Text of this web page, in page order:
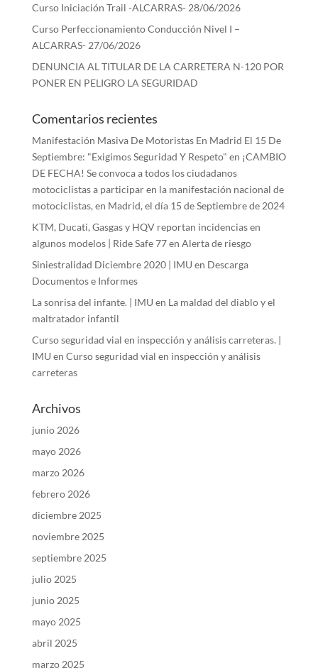
Curso Iniciación Trail -ALCARRAS- 28/06/2026
Curso Perfeccionamiento Conducción Nivel I –
ALCARRAS- 27/06/2026
DENUNCIA AL TITULAR DE LA CARRETERA N-120 POR
PONER EN PELIGRO LA SEGURIDAD
Comentarios recientes
Manifestación Masiva De Motoristas En Madrid El 15 De
Septiembre: "Exigimos Seguridad Y Respeto" en ¡CAMBIO
DE FECHA! Se convoca a todos los ciudadanos
motociclistas a participar en la manifestación nacional de
motociclistas, en Madrid, el día 15 de Septiembre de 2024
KTM, Ducati, Gasgas y HQV reportan incidencias en
algunos modelos | Ride Safe 77en Alerta de riesgo
Siniestralidad Diciembre 2020 | IMU en Descarga
Documentos e Informes
La sonrisa del infante. | IMU en La maldad del diablo y el
maltratador infantil
Curso seguridad vial en inspección y análisis carreteras. |
IMU en Curso seguridad vial en inspección y análisis
carreteras
Archivos
junio 2026
mayo 2026
marzo 2026
febrero 2026
diciembre 2025
noviembre 2025
septiembre 2025
julio 2025
junio 2025
mayo 2025
abril 2025
marzo 2025